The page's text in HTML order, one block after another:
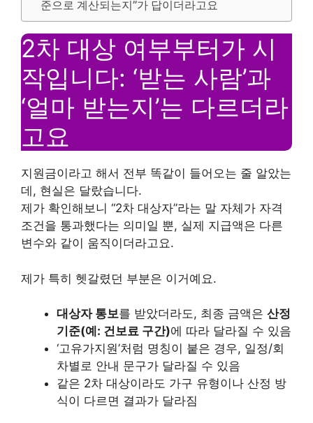
준으로 계산되는지”가 답이더라고요
2차 대상 여부부터가 시
작입니다: ‘받는 사람’과
‘얼마 받는지’는 다르더라
고요
지원금이라고 해서 전부 똑같이 들어오는 줄 알았는
데, 현실은 달랐습니다.
제가 확인해보니 “2차 대상자”라는 말 자체가 자격
조건을 통과했다는 의미일 뿐, 실제 지급액은 다른
변수와 같이 움직이더라고요.
제가 특히 헷갈렸던 부분은 이거예요.
대상자 통보를 받았더라도, 최종 금액은 산정
기준(예: 건보료 구간)에 따라 달라질 수 있음
‘고유가지원’처럼 명칭이 붙은 경우, 일정/회
차별로 안내 문구가 달라질 수 있음
같은 2차 대상이라도 가구 유형이나 산정 방
식이 다르면 결과가 달라짐